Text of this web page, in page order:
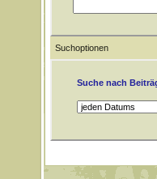
Suchoptionen
Suche nach